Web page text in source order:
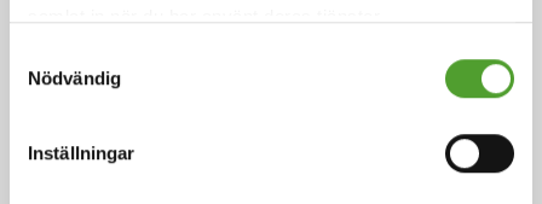
Nödvändig
Inställningar
NYHETER